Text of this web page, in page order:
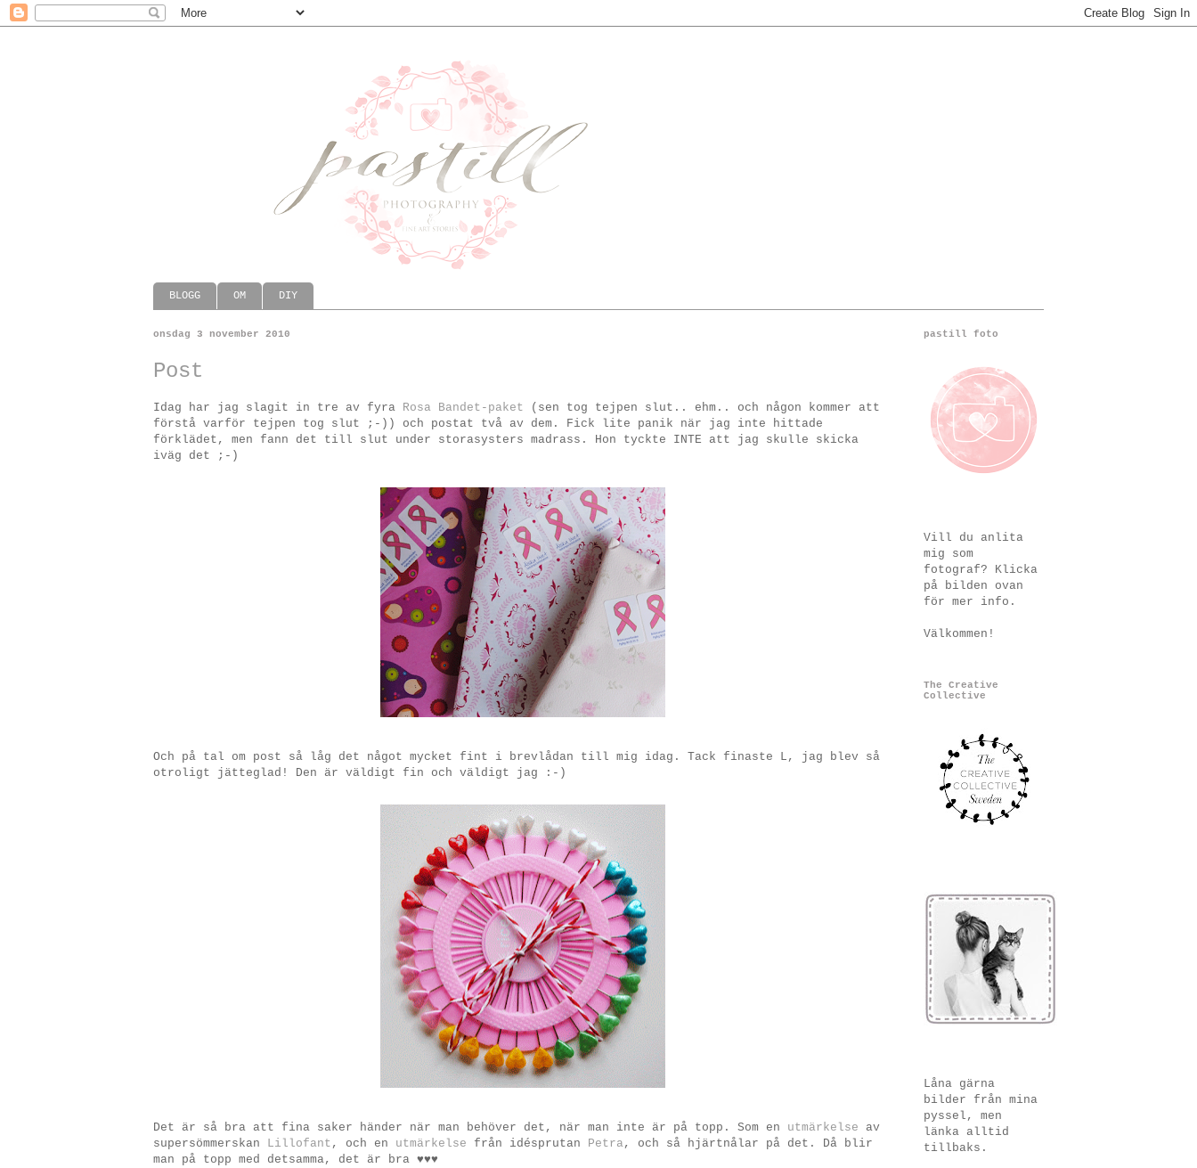
BLOGG OM DIY
onsdag 3 november 2010
Post
Idag har jag slagit in tre av fyra Rosa Bandet-paket (sen tog tejpen slut.. ehm.. och någon kommer att
förstå varför tejpen tog slut ;-)) och postat två av dem. Fick lite panik när jag inte hittade
förklädet, men fann det till slut under storasysters madrass. Hon tyckte INTE att jag skulle skicka
iväg det ;-)
Och på tal om post så låg det något mycket fint i brevlådan till mig idag. Tack finaste L, jag blev så
otroligt jätteglad! Den är väldigt fin och väldigt jag :-)
Det är så bra att fina saker händer när man behöver det, när man inte är på topp. Som en utmärkelse av
supersömmerskan Lillofant , och en utmärkelse från idésprutan Petra, och så hjärtnålar på det. Då blir
man på topp med detsamma, det är bra ♥♥♥
pastill foto
Vill du anlita
mig som
fotograf? Klicka
på bilden ovan
för mer info.
Välkommen!
The Creative
Collective
Låna gärna
bilder från mina
pyssel, men
länka alltid
tillbaks.